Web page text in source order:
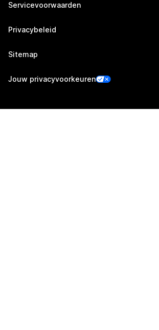
Servicevoorwaarden
Privacybeleid
Sitemap
Jouw privacyvoorkeuren